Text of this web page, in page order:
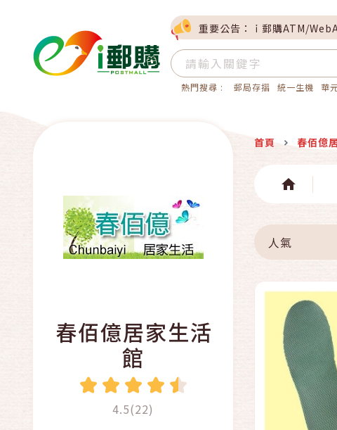
重要公告：ｉ郵購ATM/
熱門搜尋 : 郵局存摺 統一生機 華
春佰億居家生活
館
4.5(22)
首頁 春佰億
人氣